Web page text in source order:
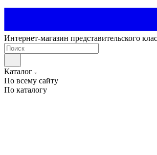
Интернет-магазин представительского
Каталог
По всему сайту
По каталогу